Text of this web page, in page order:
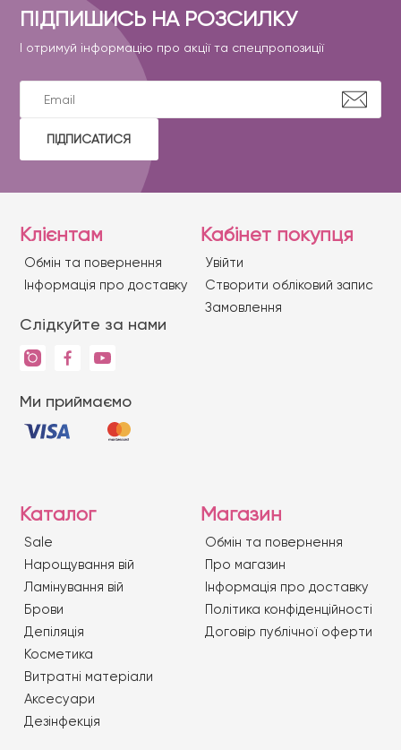
ПІДПИШИСЬ НА РОЗСИЛКУ
І отримуй інформацію про акції та спецпропозиції
ПІДПИСАТИСЯ
Клієнтам
Обмін та повернення
Iнформація про доставку
Слідкуйте за нами
Ми приймаємо
Кабінет покупця
Увійти
Створити обліковий запис
Замовлення
Каталог
Sale
Нарощування вій
Ламінування вій
Брови
Депіляція
Косметика
Витратні матеріали
Аксесуари
Дезінфекція
Магазин
Обмін та повернення
Про магазин
Iнформація про доставку
Політика конфіденційності
Договір публічної оферти